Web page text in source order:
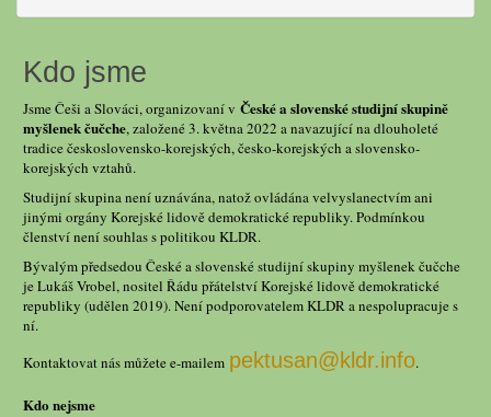
Kdo jsme
Jsme Češi a Slováci, organizovaní v České a slovenské studijní skupině
myšlenek čučche, založené 3. května 2022 a navazující na dlouholeté
tradice československo-korejských, česko-korejských a slovensko-
korejských vztahů.
Studijní skupina není uznávána, natož ovládána velvyslanectvím ani
jinými orgány Korejské lidově demokratické republiky. Podmínkou
členství není souhlas s politikou KLDR.
Bývalým předsedou České a slovenské studijní skupiny myšlenek čučche
je Lukáš Vrobel, nositel Řádu přátelství Korejské lidově demokratické
republiky (udělen 2019). Není podporovatelem KLDR a nespolupracuje s
ní.
Kontaktovat nás můžete e-mailem pektusan@kldr.info.
Kdo nejsme